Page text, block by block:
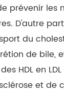
prévenir les
D'autre
du
de bile,
HDL en
et de